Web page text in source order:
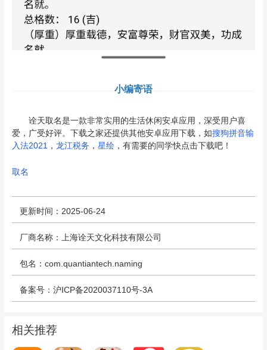
小编寄语
诠天取名是一款非常实用的生活休闲安卓应用，深受用户喜
爱，广受好评。下载之家还提供其他安卓应用下载，如搜狗拼音输
入法2021， 龙江税务 ， 星绘，有需要的同学快点击下载吧！
取名
更新时间：2025-06-24
厂商名称：上海诠天文化科技有限公司
包名：com.quantiantech.naming
备案号：沪ICP备2020037110号-3A
相关推荐